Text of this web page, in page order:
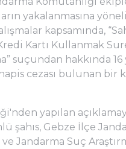
yakalanmasına
kapsamında,
Kartı Kullanmak
suçundan hakkında 16
cezası bulunan bir
yapılan
şahıs, Gebze İlçe
ve Jandarma Suç